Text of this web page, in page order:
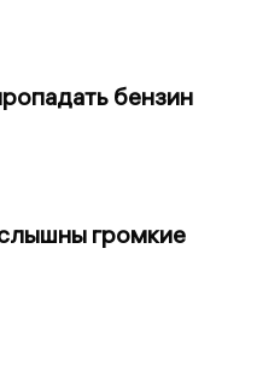
бензин
громкие